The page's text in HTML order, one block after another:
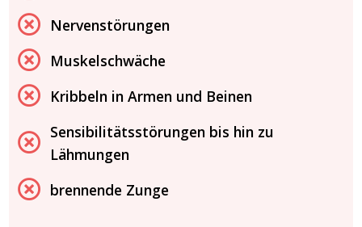
Nervenstörungen
Muskelschwäche
Kribbeln in Armen und Beinen
Sensibilitätsstörungen bis hin zu
Lähmungen
brennende Zunge